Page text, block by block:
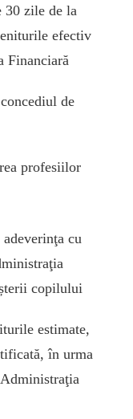
30 zile de la
efectiv
Financiară
de
profesiilor
cu
copilului
estimate,
în urma